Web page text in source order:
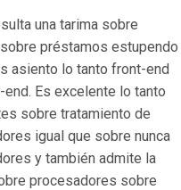
una tarima sobre
préstamos estupendo
asiento lo tanto front-end
end. Es excelente lo tanto
sobre tratamiento de
igual que sobre nunca
y también admite la
procesadores sobre